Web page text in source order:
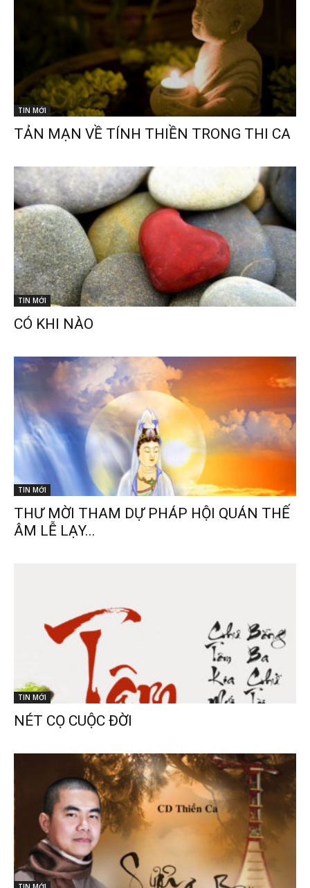
TIN MỚI
TẢN MẠN VỀ TÍNH THIỀN TRONG THI CA
TIN MỚI
CÓ KHI NÀO
TIN MỚI
THƯ MỜI THAM DỰ PHÁP HỘI QUÁN THẾ
ÂM LỄ LẠY...
TIN MỚI
NÉT CỌ CUỘC ĐỜI